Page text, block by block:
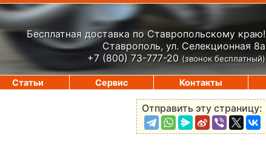
Бесплатная доставка по Ставропольскому краю!
Ставрополь, ул. Селекционная 8а
+7 (800) 73-777-20 (звонок бесплатный)
Отправить эту страницу:
Статьи Сервис Контакты